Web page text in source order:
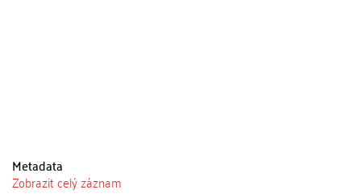
Metadata
Zobrazit celý záznam